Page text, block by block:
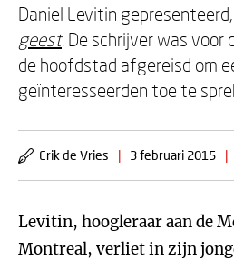
Daniel Levitin gepresenteerd,
geest. De schrijver was voor
de hoofdstad afgereisd om
geïnteresseerden toe te
Erik de Vries | 3 februari 2015 |
Levitin, hoogleraar aan de
Montreal, verliet in zijn